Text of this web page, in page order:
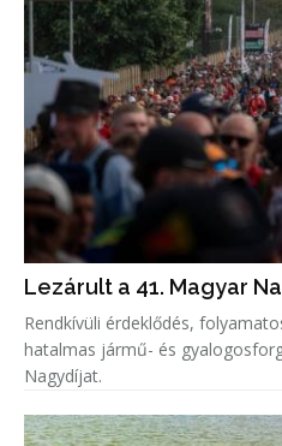
Lezárult a 41. Magyar
Rendkívüli érdeklődés,
hatalmas jármű- és
Nagydíjat.